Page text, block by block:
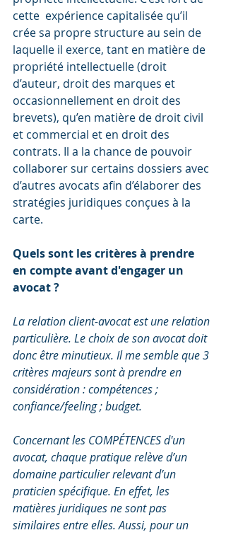
cette  expérience capitalisée qu’il
crée sa propre structure au sein de
laquelle il exerce, tant en matière de
propriété intellectuelle (droit
d’auteur, droit des marques et
occasionnellement en droit des
brevets), qu’en matière de droit civil
et commercial et en droit des
contrats. Il a la chance de pouvoir
collaborer sur certains dossiers avec
d’autres avocats afin d’élaborer des
stratégies juridiques conçues à la
carte.
Quels sont les critères à prendre
en compte avant d'engager un
avocat ?
La relation client-avocat est une relation
particulière. Le choix de son avocat doit
donc être minutieux. Il me semble que 3
critères majeurs sont à prendre en
considération : compétences ;
confiance/feeling ; budget.
Concernant les COMPÉTENCES d'un
avocat, chaque pratique relève d’un
domaine particulier relevant d’un
praticien spécifique. En effet, les
matières juridiques ne sont pas
similaires entre elles. Aussi, pour un